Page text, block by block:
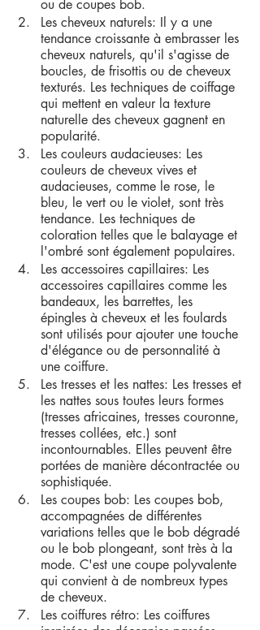
ou de coupes bob.
Les cheveux naturels: Il y a une
tendance croissante à embrasser les
cheveux naturels, qu'il s'agisse de
boucles, de frisottis ou de cheveux
texturés. Les techniques de coiffage
qui mettent en valeur la texture
naturelle des cheveux gagnent en
popularité.
Les couleurs audacieuses: Les
couleurs de cheveux vives et
audacieuses, comme le rose, le
bleu, le vert ou le violet, sont très
tendance. Les techniques de
coloration telles que le balayage et
l'ombré sont également populaires.
Les accessoires capillaires: Les
accessoires capillaires comme les
bandeaux, les barrettes, les
épingles à cheveux et les foulards
sont utilisés pour ajouter une touche
d'élégance ou de personnalité à
une coiffure.
Les tresses et les nattes: Les tresses et
les nattes sous toutes leurs formes
(tresses africaines, tresses couronne,
tresses collées, etc.) sont
incontournables. Elles peuvent être
portées de manière décontractée ou
sophistiquée.
Les coupes bob: Les coupes bob,
accompagnées de différentes
variations telles que le bob dégradé
ou le bob plongeant, sont très à la
mode. C'est une coupe polyvalente
qui convient à de nombreux types
de cheveux.
Les coiffures rétro: Les coiffures